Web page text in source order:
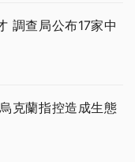
調查局公布17家中
克蘭指控造成生態